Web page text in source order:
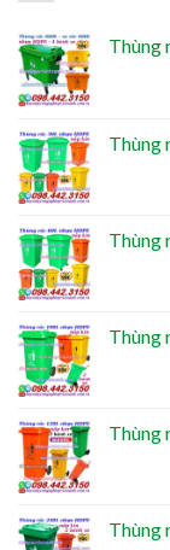
Thùng
Thùng
Thùng
Thùng
Thùng
Thùng